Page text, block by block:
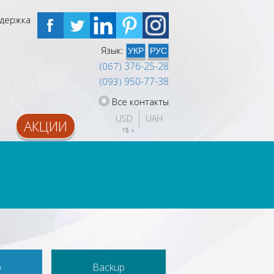
Язык: УКР РУС
(067) 376-25-28
(093) 950-77-38
Все контакты
USD
1$ =
UAH
АКЦИИ
Backup